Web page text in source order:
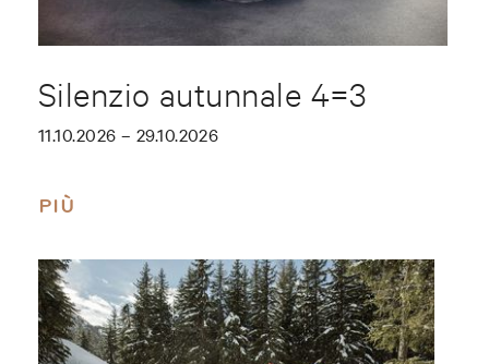
Silenzio autunnale 4=3
11.10.2026 – 29.10.2026
PIÙ